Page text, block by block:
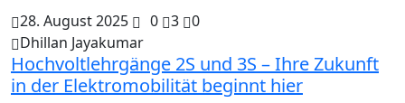
28. August 2025 0 3
0
Dhillan Jayakumar
Hochvoltlehrgänge 2S und 3S – Ihre Zukunft
in der Elektromobilität beginnt hier